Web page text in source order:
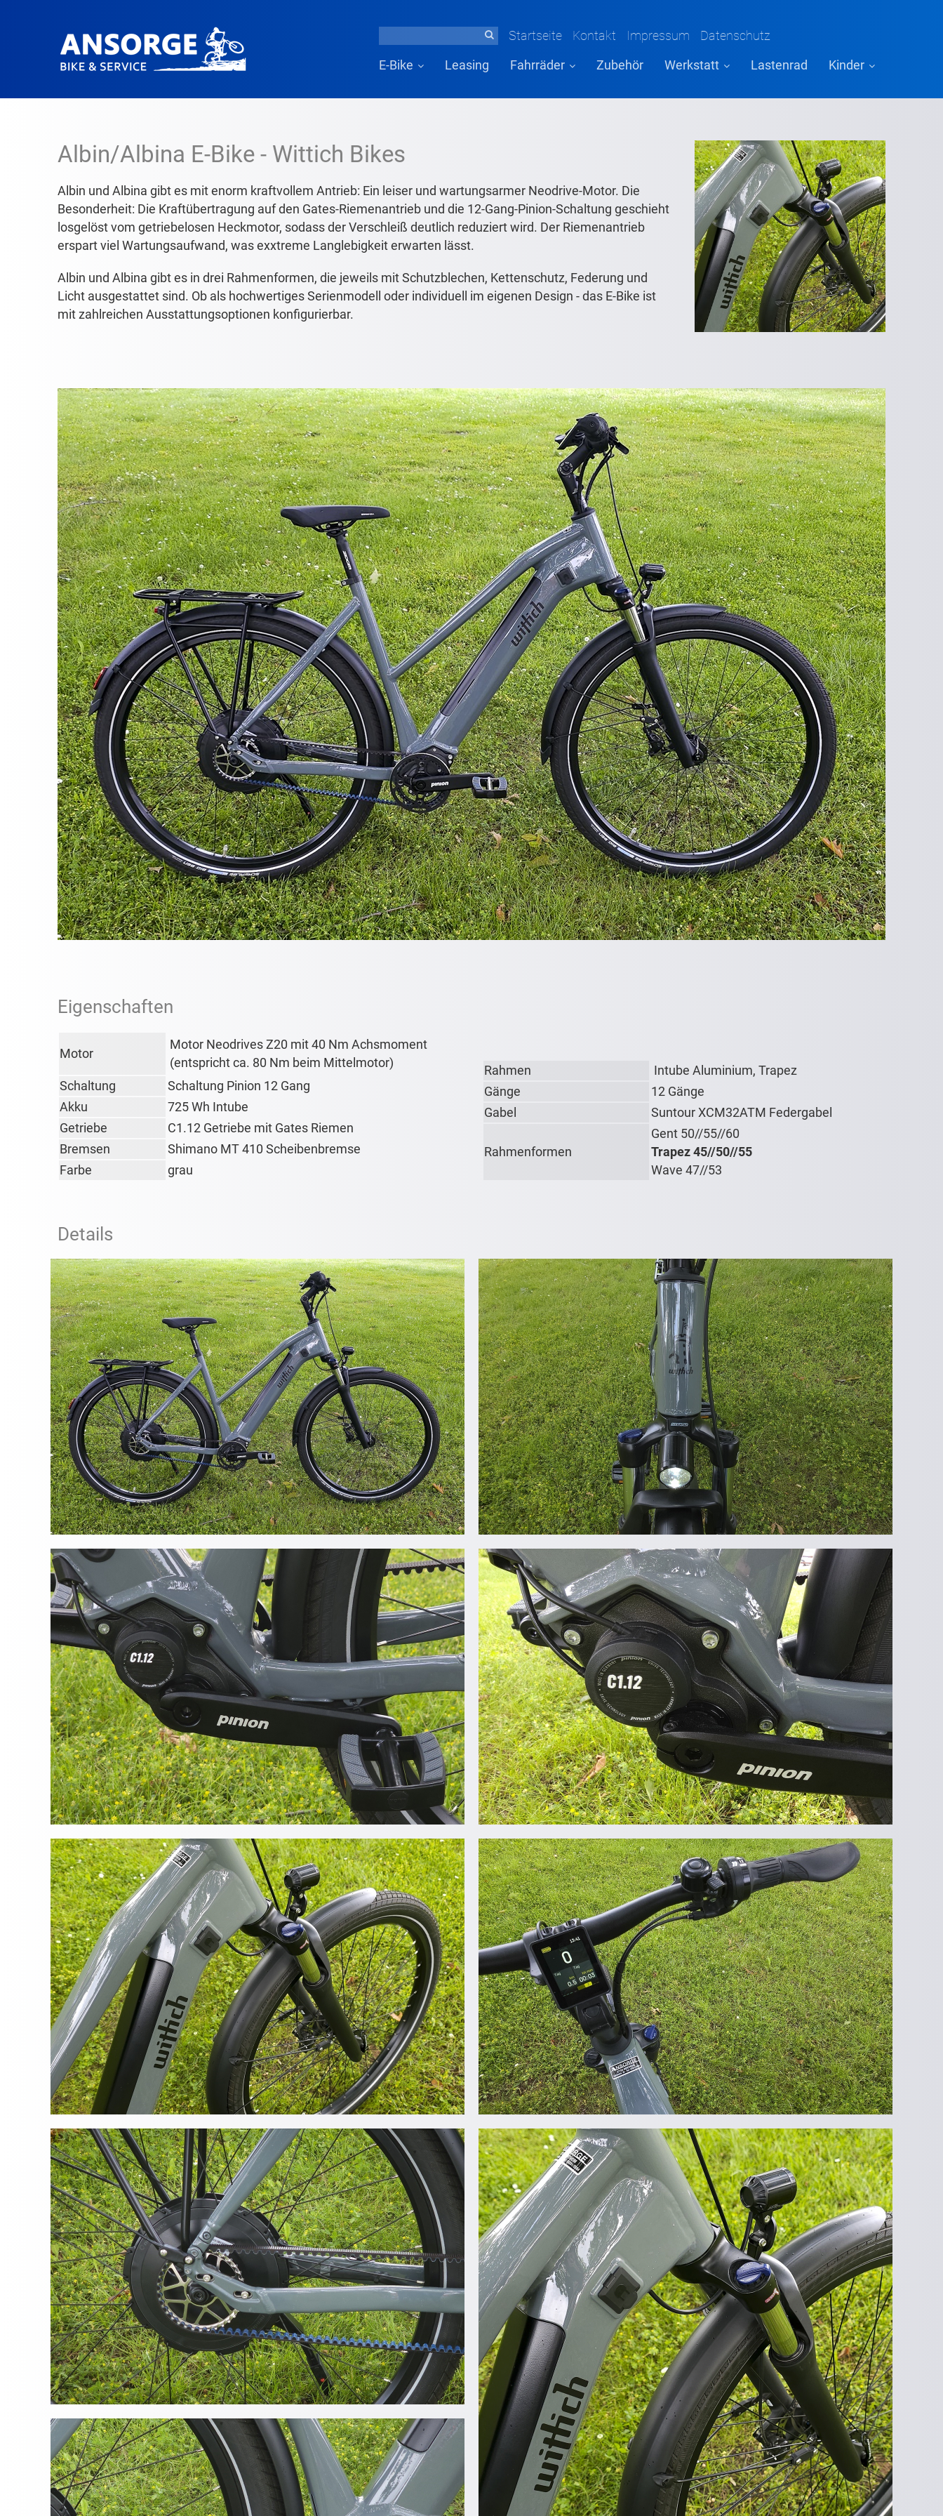
Startseite Kontakt Impressum Datenschutz
E-Bike Leasing Fahrräder Zubehör Werkstatt Lastenrad Kinder
Albin/Albina E-Bike - Wittich Bikes
Albin und Albina gibt es mit enorm kraftvollem Antrieb: Ein leiser und wartungsarmer Neodrive-Motor. Die
Besonderheit: Die Kraftübertragung auf den Gates-Riemenantrieb und die 12-Gang-Pinion-Schaltung geschieht
losgelöst vom getriebelosen Heckmotor, sodass der Verschleiß deutlich reduziert wird. Der Riemenantrieb
erspart viel Wartungsaufwand, was exxtreme Langlebigkeit erwarten lässt.
Albin und Albina gibt es in drei Rahmenformen, die jeweils mit Schutzblechen, Kettenschutz, Federung und
Licht ausgestattet sind. Ob als hochwertiges Serienmodell oder individuell im eigenen Design - das E-Bike ist
mit zahlreichen Ausstattungsoptionen konfigurierbar.
Eigenschaften
Motor
Motor Neodrives Z20 mit 40 Nm Achsmoment
(entspricht ca. 80 Nm beim Mittelmotor)
Schaltung
Schaltung Pinion 12 Gang
Akku
725 Wh Intube
Getriebe
C1.12 Getriebe mit Gates Riemen
Bremsen
Shimano MT 410 Scheibenbremse
Farbe
grau
Rahmen
Intube Aluminium, Trapez
Gänge
12 Gänge
Gabel
Suntour XCM32ATM Federgabel
Rahmenformen
Gent 50//55//60
Trapez 45//50//55
Wave 47//53
Details